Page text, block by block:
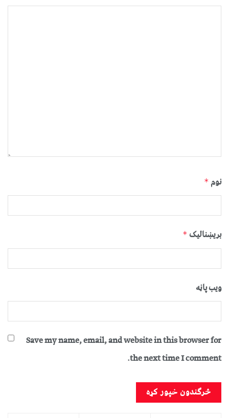
نوم *
بریښنالیک *
ویب پاڼه
Save my name, email, and website in this browser for
the next time I comment.